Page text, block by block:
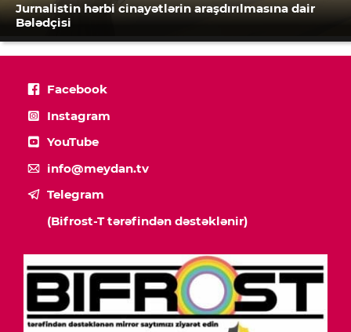
Jurnalistin hərbi cinayətlərin araşdırılmasına dair
Bələdçisi
Facebook
Instagram
YouTube
info@meydan.tv
Telegram
(Bifrost-T tərəfindən dəstəklənir)